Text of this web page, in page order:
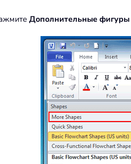
Дополнительные фигуры